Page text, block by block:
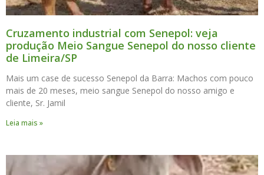
Cruzamento industrial com Senepol: veja
produção Meio Sangue Senepol do nosso cliente
de Limeira/SP
Mais um case de sucesso Senepol da Barra: Machos com pouco
mais de 20 meses, meio sangue Senepol do nosso amigo e
cliente, Sr. Jamil
Leia mais »